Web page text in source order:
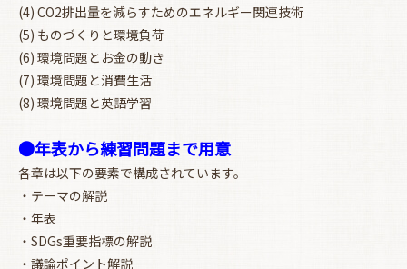
お買い物を続ける
(4) CO2排出量を減らすためのエネルギー関連技術
(5) ものづくりと環境負荷
(6) 環境問題とお金の動き
(7) 環境問題と消費生活
(8) 環境問題と英語学習
●年表から練習問題まで用意
各章は以下の要素で構成されています。
・テーマの解説
・年表
・SDGs重要指標の解説
・議論ポイント解説